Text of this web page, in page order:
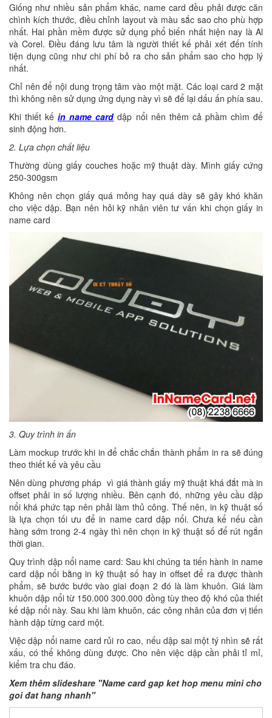
Giống như nhiều sản phẩm khác, name card đều phải được căn
chình kích thước, điều chỉnh layout và màu sắc sao cho phù hợp
nhất. Hai phần mềm được sử dụng phổ biến nhất hiện nay là Al
và Corel. Điều đáng lưu tâm là người thiết kế phải xét đến tính
tiện dụng cũng như chi phí bỏ ra cho sản phẩm sao cho hợp lý
nhất.
Chỉ nên để nội dung trọng tâm vào một mặt. Các loại card 2 mặt
thì không nên sử dụng ứng dụng này vì sẽ để lại dấu ấn phía sau.
Khi thiết kếin name carddập nổi nên thêm cả phầm chìm để
sinh động hơn.
2. Lựa chọn chất liệu
Thường dùng giấy couches hoặc mỹ thuật dày. Mình giấy cứng
250-300gsm
Không nên chọn giấy quá mỏng hay quá dày sẽ gây khó khăn
cho việc dập. Bạn nên hỏi kỹ nhân viên tư vấn khi chọn giấy in
name card
3. Quy trình in ấn
Làm mockup trước khi in để chắc chắn thành phẩm in ra sẽ đúng
theo thiết kế và yêu cầu
Nên dùng phương pháp vì giá thành giấy mỹ thuật khá đắt mà in
offset phải in số lượng nhiều. Bên cạnh đó, những yêu cầu dập
nổi khá phức tạp nên phải làm thủ công. Thế nên, in kỹ thuật số
là lựa chọn tối ưu để in name card dập nổi. Chưa kể nếu cần
hàng sớm trong 2-4 ngày thì nên chọn in kỹ thuật số để rút ngắn
thời gian.
Quy trình dập nổi name card: Sau khi chúng ta tiến hành in name
card dập nổi bằng in kỹ thuật số hay in offset để ra được thành
phẩm, sẽ bước bước vào giai đoạn 2 đó là làm khuôn. Giá làm
khuôn dập nổi từ 150.000 300.000 đồng tùy theo độ khó của thiết
kế dập nổi này. Sau khi làm khuôn, các công nhân của đơn vị tiến
hành dập từng card một.
Việc dập nổi name card rủi ro cao, nếu dập sai một tý nhìn sẽ rất
xấu, có thể không dùng được. Cho nên việc dập cần phải tỉ mỉ,
kiểm tra chu đáo.
Xem thêm slideshare "Name card gap ket hop menu mini cho
goi đat hang nhanh"